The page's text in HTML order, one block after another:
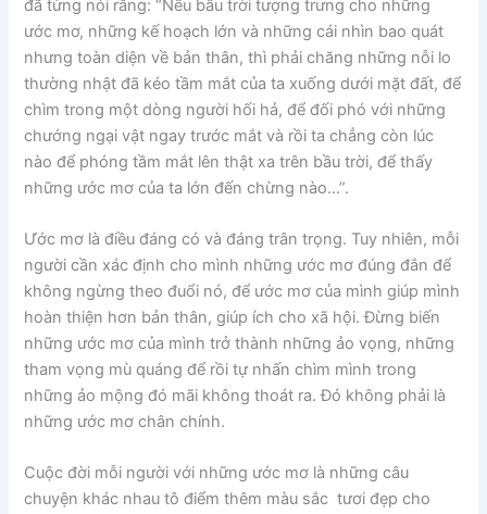
đã từng nói rằng: “Nếu bầu trời tượng trưng cho những
ước mơ, những kế hoạch lớn và những cái nhìn bao quát
nhưng toàn diện về bản thân, thì phải chăng những nỗi lo
thường nhật đã kéo tầm mắt của ta xuống dưới mặt đất, để
chìm trong một dòng người hối hả, để đối phó với những
chướng ngại vật ngay trước mắt và rồi ta chẳng còn lúc
nào để phóng tầm mắt lên thật xa trên bầu trời, để thấy
những ước mơ của ta lớn đến chừng nào…”.
Ước mơ là điều đáng có và đáng trân trọng. Tuy nhiên, mỗi
người cần xác định cho mình những ước mơ đúng đắn để
không ngừng theo đuổi nó, để ước mơ của mình giúp mình
hoàn thiện hơn bản thân, giúp ích cho xã hội. Đừng biến
những ước mơ của mình trở thành những ảo vọng, những
tham vọng mù quáng để rồi tự nhấn chìm mình trong
những ảo mộng đó mãi không thoát ra. Đó không phải là
những ước mơ chân chính.
Cuộc đời mỗi người với những ước mơ là những câu
chuyện khác nhau tô điểm thêm màu sắc tươi đẹp cho